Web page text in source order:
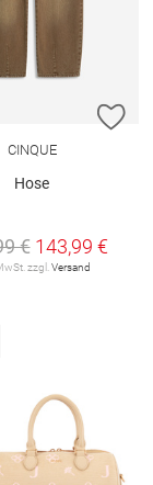
HINZUFÜGEN
CINQUE
Hose
€ 143,99 €
zzgl.Versand